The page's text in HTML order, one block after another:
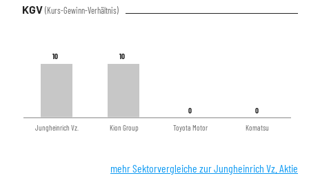
KGV (Kurs-Gewinn-Verhältnis)
10
10 10
10
0
0 0
0
Jungheinrich Vz.
Kion Group Toyota Motor Komatsu
mehr Sektorvergleiche zur Jungheinrich Vz. Aktie